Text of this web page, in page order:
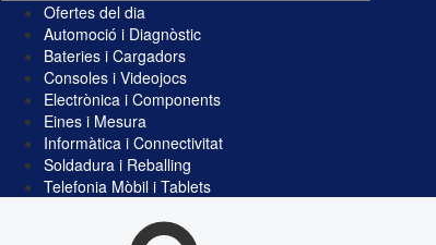
Ofertes del dia
Automoció i Diagnòstic
Bateries i Cargadors
Consoles i Videojocs
Electrònica i Components
Eines i Mesura
Informàtica i Connectivitat
Soldadura i Reballing
Telefonia Mòbil i Tablets